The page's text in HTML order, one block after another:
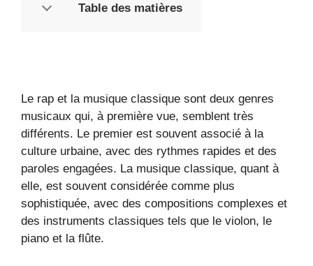
Table des matières
Le rap et la musique classique sont deux genres
musicaux qui, à première vue, semblent très
différents. Le premier est souvent associé à la
culture urbaine, avec des rythmes rapides et des
paroles engagées. La musique classique, quant à
elle, est souvent considérée comme plus
sophistiquée, avec des compositions complexes et
des instruments classiques tels que le violon, le
piano et la flûte.